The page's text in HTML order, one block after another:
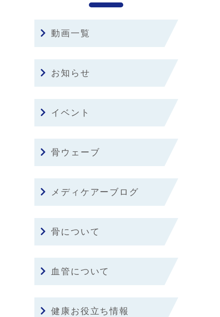
動画一覧
お知らせ
イベント
骨ウェーブ
メディケアーブログ
骨について
血管について
健康お役立ち情報